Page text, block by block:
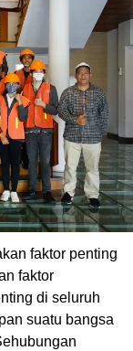
faktor penting
faktor
di seluruh
suatu bangsa